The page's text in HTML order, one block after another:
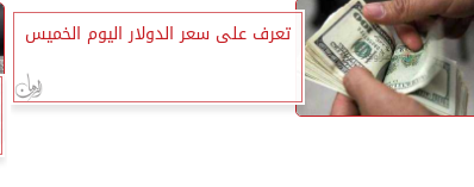
تعرف على سعر الدولار اليوم الخميس